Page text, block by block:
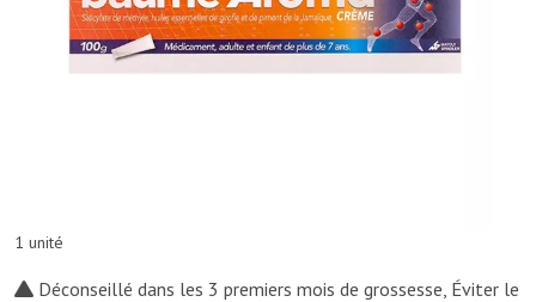
1 unité
Déconseillé dans les 3 premiers mois de grossesse, Éviter le